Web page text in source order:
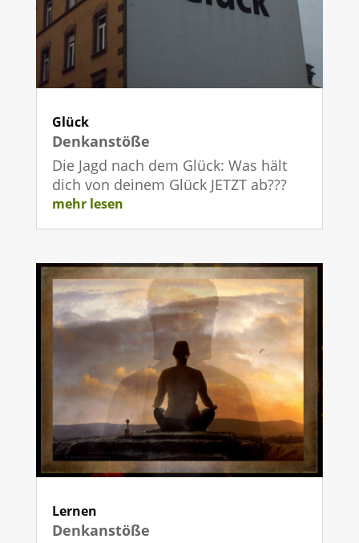
Glück
Denkanstöße
Die Jagd nach dem Glück: Was hält
dich von deinem Glück JETZT ab???
mehr lesen
Lernen
Denkanstöße